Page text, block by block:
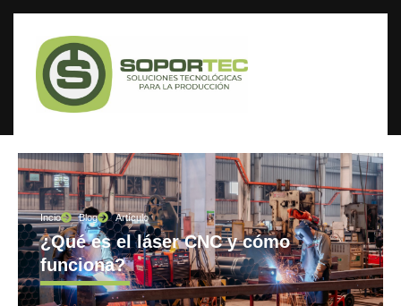
Incio Blog Artículo
¿Qué es el láser CNC y cómo
funciona?